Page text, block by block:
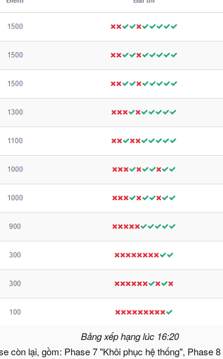
Bảng xếp hạng lúc 16:20
còn lại, gồm: Phase 7 "Khôi phục hệ thống", Phase